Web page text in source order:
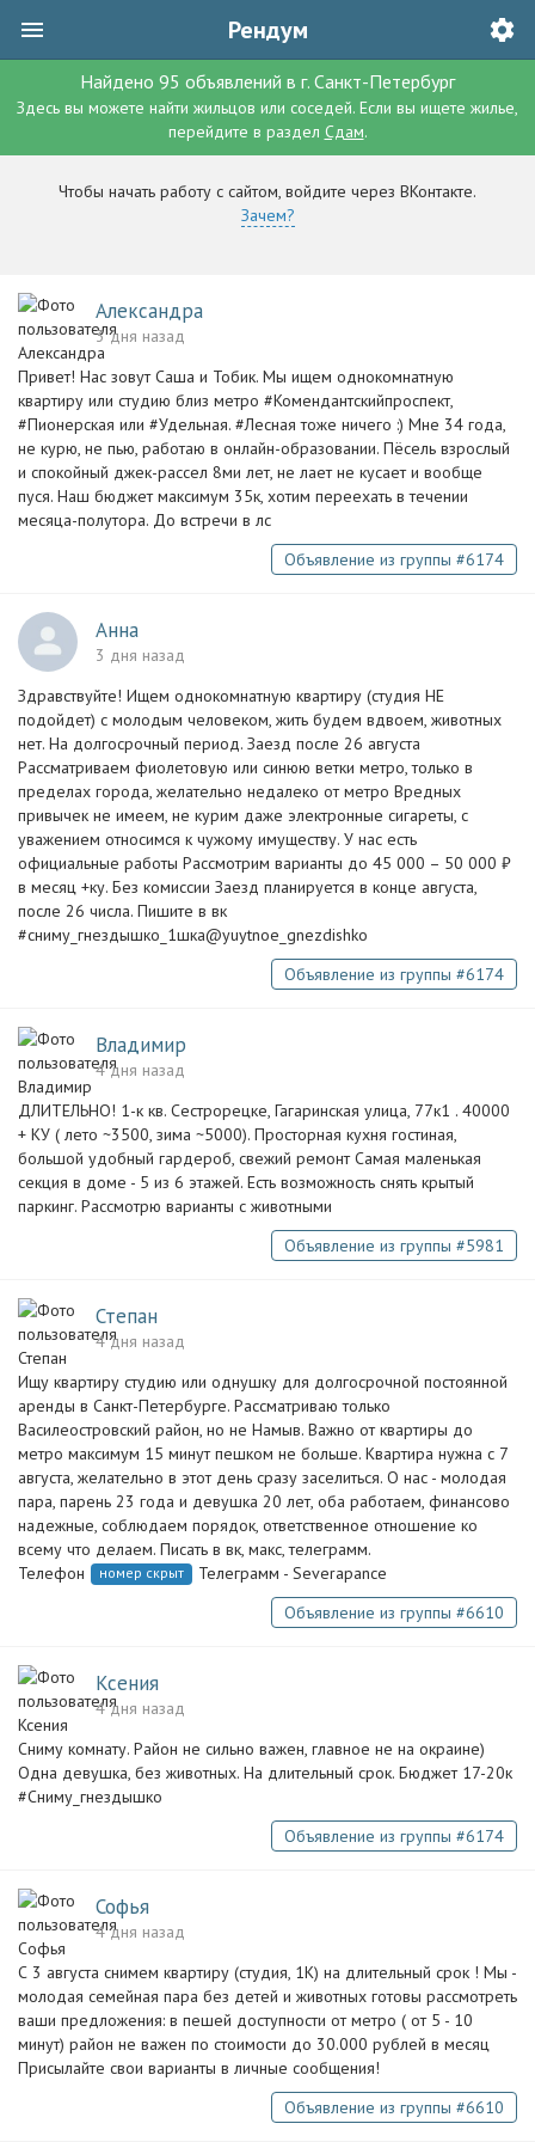
Рендум
Найдено 95 объявлений в г. Санкт-Петербург
Здесь вы можете найти жильцов или соседей. Если вы ищете жилье,
перейдите в раздел Сдам.
Чтобы начать работу с сайтом, войдите через ВКонтакте.
Зачем?
Александра
3 дня назад
Привет! Нас зовут Саша и Тобик. Мы ищем однокомнатную
квартиру или студию близ метро #Комендантскийпроспект,
#Пионерская или #Удельная. #Лесная тоже ничего :) Мне 34 года,
не курю, не пью, работаю в онлайн-образовании. Пёсель взрослый
и спокойный джек-рассел 8ми лет, не лает не кусает и вообще
пуся. Наш бюджет максимум 35к, хотим переехать в течении
месяца-полутора. До встречи в лс
Объявление из группы #6174
Анна
3 дня назад
Здравствуйте! Ищем однокомнатную квартиру (студия НЕ
подойдет) с молодым человеком, жить будем вдвоем, животных
нет. На долгосрочный период. Заезд после 26 августа
Рассматриваем фиолетовую или синюю ветки метро, только в
пределах города, желательно недалеко от метро Вредных
привычек не имеем, не курим даже электронные сигареты, с
уважением относимся к чужому имуществу. У нас есть
официальные работы Рассмотрим варианты до 45 000 – 50 000 ₽
в месяц +ку. Без комиссии Заезд планируется в конце августа,
после 26 числа. Пишите в вк
#сниму_гнездышко_1шка@yuytnoe_gnezdishko
Объявление из группы #6174
Владимир
4 дня назад
ДЛИТЕЛЬНО! 1-к кв. Сестрорецке, Гагаринская улица, 77к1 . 40000
+ КУ ( лето ~3500, зима ~5000). Просторная кухня гостиная,
большой удобный гардероб, свежий ремонт Самая маленькая
секция в доме - 5 из 6 этажей. Есть возможность снять крытый
паркинг. Рассмотрю варианты с животными
Объявление из группы #5981
Степан
4 дня назад
Ищу квартиру студию или однушку для долгосрочной постоянной
аренды в Санкт-Петербурге. Рассматриваю только
Василеостровский район, но не Намыв. Важно от квартиры до
метро максимум 15 минут пешком не больше. Квартира нужна с 7
августа, желательно в этот день сразу заселиться. О нас - молодая
пара, парень 23 года и девушка 20 лет, оба работаем, финансово
надежные, соблюдаем порядок, ответственное отношение ко
всему что делаем. Писать в вк, макс, телеграмм.
Телефон
номер скрыт
Телеграмм - Severapance
Объявление из группы #6610
Ксения
4 дня назад
Сниму комнату. Район не сильно важен, главное не на окраине)
Одна девушка, без животных. На длительный срок. Бюджет 17-20к
#Сниму_гнездышко
Объявление из группы #6174
Софья
4 дня назад
С 3 августа снимем квартиру (студия, 1К) на длительный срок ! Мы -
молодая семейная пара без детей и животных готовы рассмотреть
ваши предложения: в пешей доступности от метро ( от 5 - 10
минут) район не важен по стоимости до 30.000 рублей в месяц
Присылайте свои варианты в личные сообщения!
Объявление из группы #6610